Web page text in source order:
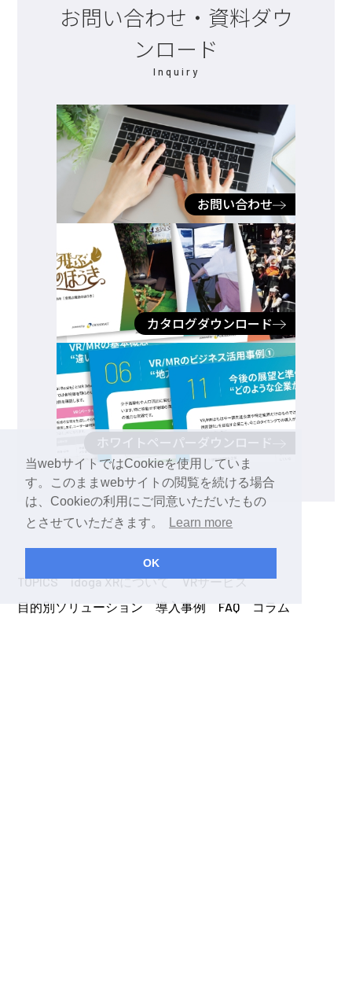
当webサイトではCookieを使用していま
す。このままwebサイトの閲覧を続ける場合
は、Cookieの利用にご同意いただいたもの
とさせていただきます。
Learn more
OK
お問い合わせ・資料ダウ
ンロード
Inquiry
お問い合わせ
カタログダウンロード
ホワイトペーパーダウンロード
TOPICS idoga XRについて
VRサービス
目的別ソリューション
導入事例 FAQ
コラム